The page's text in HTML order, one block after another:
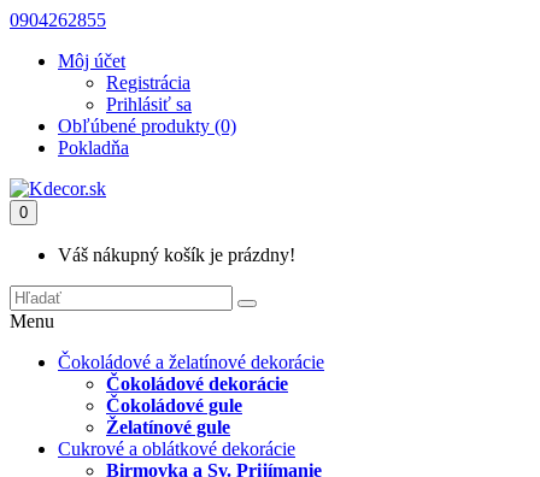
0904262855
Môj účet
Registrácia
Prihlásiť sa
Obľúbené produkty (0)
Pokladňa
0
Váš nákupný košík je prázdny!
Menu
Čokoládové a želatínové dekorácie
Čokoládové dekorácie
Čokoládové gule
Želatínové gule
Cukrové a oblátkové dekorácie
Birmovka a Sv. Prijímanie